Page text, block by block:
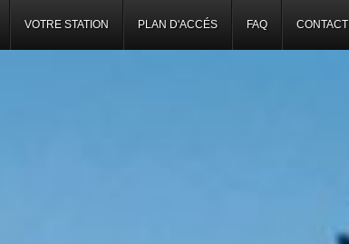
VOTRE STATION PLAN D'ACCÉS FAQ CONTACT